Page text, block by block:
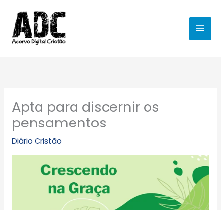
para
conteúdo
Apta para discernir os
pensamentos
Diário Cristão